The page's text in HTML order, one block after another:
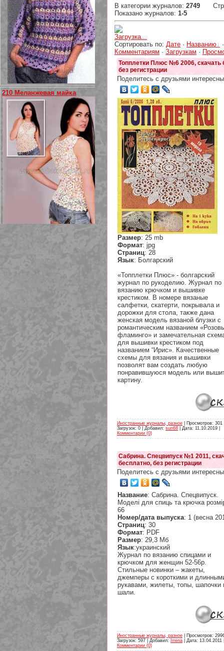
210 Меланжевая майка
209 Белая кофта из ленточного
кружева
В категории журналов: 2749
Показано журналов: 1-5
Загрузка...
Сортировать по: Дате · Названию
Комментариям · Загрузкам ·
Топплетки Плюс №6 2006, скачать
без регистрации
Поделитесь с друзьями
Размер: 25 mb
Формат: jpg
Страниц: 28
Язык: Болгарский
«Топплетки Плюс» - болгарский
журнал по рукоделию. Журнал по
вязанию крючком и вышивке
крестиком. В номере вязаные
салфетки, скатерти, покрывала и
дорожки для стола, также дана
женская модель вязаной блузки с
романтическим названием
фламинго» и замечательная
для вышивки крестиком под
названием “Ирис». Качественные
схемы для вязания и вышивки
позволят вам создать любую
понравившуюся модель или
картину.
Иностранные журналы, разное | Просмотров: 301
Загрузок: 0 | Добавил: sun68 | Дата: 11.10.2019
Комментарии (0)
Сабрина. Спецвипуск №1 2011,
бесплатно, без регистрации
Поделитесь с друзьями
Название: Сабрина. Спецвипуск.
Моделі для спиць та крючка
66
Номер/дата выпуска: 1 (весна
Страниц: 30
Формат: PDF
Размер: 29,3 Мб
Язык:украинский
Журнал по вязанию спицами и
крючком для женщин 52-56р.
Стильные новинки – жакеты,
джемперы с короткими и
рукавами, жилеты, топы, шапочки
шали.
Иностранные журналы, разное | Просмотров:
Загрузок: 597 | Добавил:
Irrena | Дата: 13.04.2011
Комментарии (0)